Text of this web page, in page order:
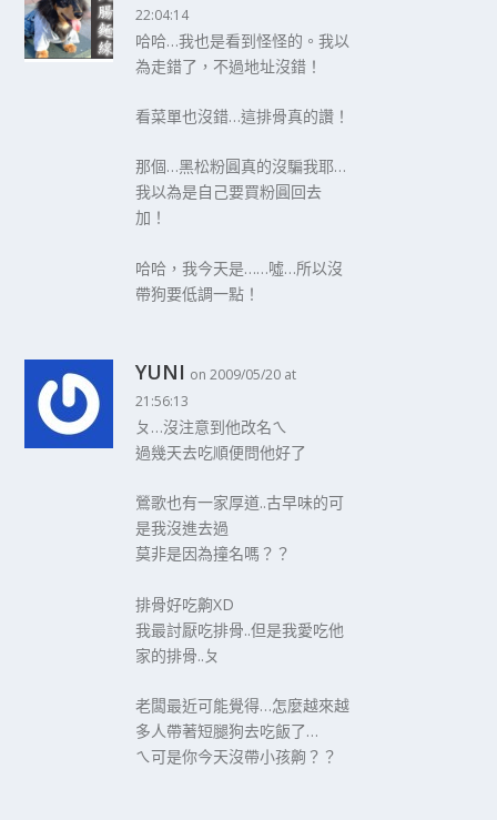
22:04:14
哈哈…我也是看到怪怪的。我以
為走錯了，不過地址沒錯！
看菜單也沒錯…這排骨真的讚！
那個…黑松粉圓真的沒騙我耶…
我以為是自己要買粉圓回去
加！
哈哈，我今天是……噓…所以沒
帶狗要低調一點！
YUNI on 2009/05/20 at
21:56:13
ㄆ…沒注意到他改名ㄟ
過幾天去吃順便問他好了
鶯歌也有一家厚道..古早味的可
是我沒進去過
莫非是因為撞名嗎？？
排骨好吃齁XD
我最討厭吃排骨..但是我愛吃他
家的排骨..ㄆ
老闆最近可能覺得…怎麼越來越
多人帶著短腿狗去吃飯了…
ㄟ可是你今天沒帶小孩齁？？